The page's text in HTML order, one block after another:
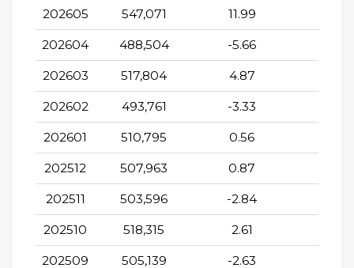
202605 547,071 11.99
202604 488,504 -5.66
202603 517,804 4.87
202602 493,761 -3.33
202601 510,795 0.56
202512 507,963 0.87
202511 503,596 -2.84
202510 518,315 2.61
202509 505,139 -2.63